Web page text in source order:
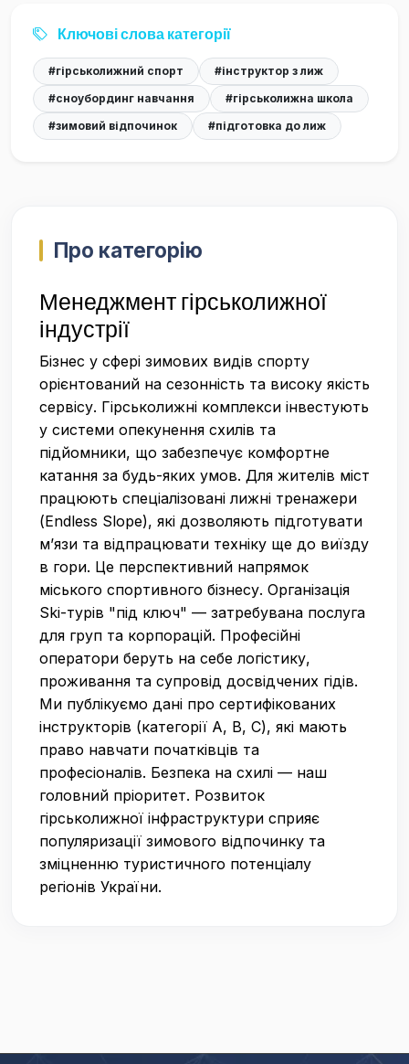
Ключові слова категорії
#гірськолижний спорт
#інструктор з лиж
#сноубординг навчання
#гірськолижна школа
#зимовий відпочинок
#підготовка до лиж
Про категорію
Менеджмент гірськолижної
індустрії
Бізнес у сфері зимових видів спорту
орієнтований на сезонність та високу якість
сервісу. Гірськолижні комплекси інвестують
у системи опекунення схилів та
підйомники, що забезпечує комфортне
катання за будь-яких умов. Для жителів міст
працюють спеціалізовані лижні тренажери
(Endless Slope), які дозволяють підготувати
м’язи та відпрацювати техніку ще до виїзду
в гори. Це перспективний напрямок
міського спортивного бізнесу. Організація
Ski-турів "під ключ" — затребувана послуга
для груп та корпорацій. Професійні
оператори беруть на себе логістику,
проживання та супровід досвідчених гідів.
Ми публікуємо дані про сертифікованих
інструкторів (категорії A, B, C), які мають
право навчати початківців та
професіоналів. Безпека на схилі — наш
головний пріоритет. Розвиток
гірськолижної інфраструктури сприяє
популяризації зимового відпочинку та
зміцненню туристичного потенціалу
регіонів України.